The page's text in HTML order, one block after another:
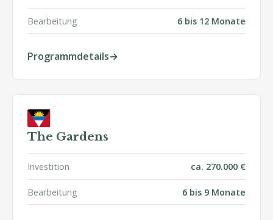
Bearbeitung 6 bis 12 Monate
Programmdetails
The Gardens
Investition ca. 270.000 €
Bearbeitung 6 bis 9 Monate